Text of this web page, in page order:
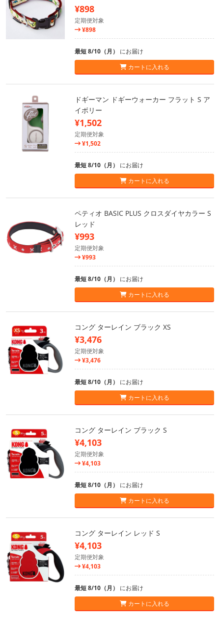
¥898
定期便対象
¥898
最短 8/10（月） にお届け
カートに入れる
ドギーマン ドギーウォーカー フラット S ア
イボリー
¥1,502
定期便対象
¥1,502
最短 8/10（月） にお届け
カートに入れる
ペティオ BASIC PLUS クロスダイヤカラー S
レッド
¥993
定期便対象
¥993
最短 8/10（月） にお届け
カートに入れる
コング ターレイン ブラック XS
¥3,476
定期便対象
¥3,476
最短 8/10（月） にお届け
カートに入れる
コング ターレイン ブラック S
¥4,103
定期便対象
¥4,103
最短 8/10（月） にお届け
カートに入れる
コング ターレイン レッド S
¥4,103
定期便対象
¥4,103
最短 8/10（月） にお届け
カートに入れる